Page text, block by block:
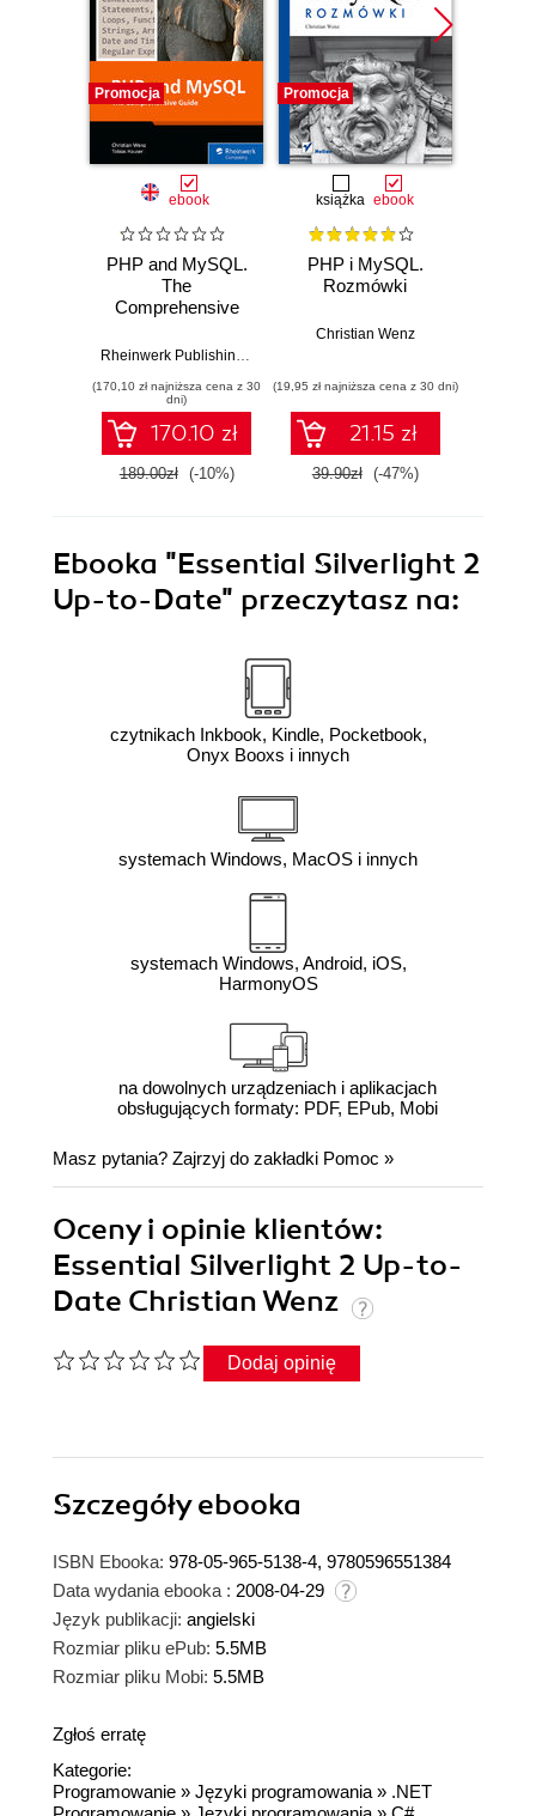
Promocja
ebook
PHP and MySQL.
The
Comprehensive
(170,10 zł najniższa cena z 30
dni)
170.10 zł
189.00zł (-10%)
Promocja
książka ebook
PHP i MySQL.
Rozmówki
Christian Wenz
(19,95 zł najniższa cena z 30 dni)
21.15 zł
39.90zł (-47%)
Ebooka "Essential Silverlight 2
Up-to-Date" przeczytasz na:
czytnikach Inkbook, Kindle, Pocketbook,
Onyx Booxs i innych
systemach Windows, MacOS i innych
systemach Windows, Android, iOS,
HarmonyOS
na dowolnych urządzeniach i aplikacjach
obsługujących formaty: PDF, EPub, Mobi
Masz pytania? Zajrzyj do zakładki Pomoc »
Oceny i opinie klientów:
Essential Silverlight 2 Up-to-
Date Christian Wenz
Dodaj opinię
Szczegółyebooka
ISBN Ebooka: 978-05-965-5138-4, 9780596551384
Data wydania ebooka : 2008-04-29
Język publikacji: angielski
Rozmiar pliku ePub: 5.5MB
Rozmiar pliku Mobi: 5.5MB
Zgłoś erratę
Kategorie:
Programowanie » Języki programowania » .NET